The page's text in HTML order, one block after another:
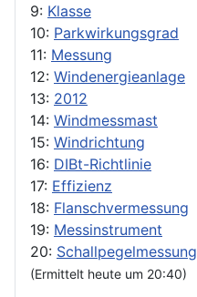
9: Klasse
10: Parkwirkungsgrad
11: Messung
12: Windenergieanlage
13: 2012
14: Windmessmast
15: Windrichtung
16: DIBt-Richtlinie
17: Effizienz
18: Flanschvermessung
19: Messinstrument
20: Schallpegelmessung
(Ermittelt heute um 20:40)